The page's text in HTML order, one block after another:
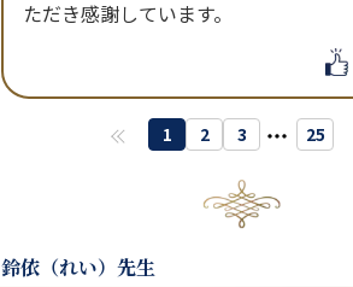
1 2 3 ・・・ 25
鈴依（れい） 先生